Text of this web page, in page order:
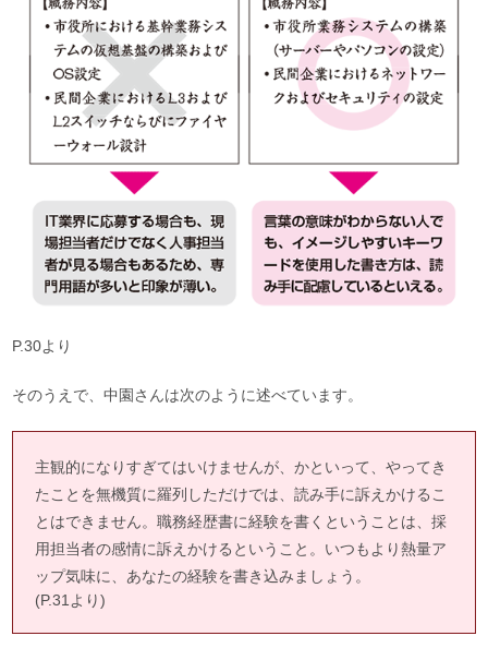
P.30より
そのうえで、中園さんは次のように述べています。
主観的になりすぎてはいけませんが、かといって、やってき
たことを無機質に羅列しただけでは、読み手に訴えかけるこ
とはできません。職務経歴書に経験を書くということは、採
用担当者の感情に訴えかけるということ。いつもより熱量ア
ップ気味に、あなたの経験を書き込みましょう。
(P.31より)